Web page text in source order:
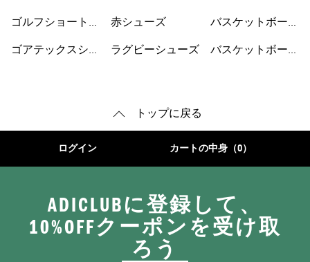
ゴルフショートパ
ゴアテックスシュ
赤シューズ
ラグビーシューズ
バスケットボール
バスケットボール
トップに戻る
ログイン カートの中身（0）
ADICLUBに登録して、
10%OFFクーポンを受け取
ろう